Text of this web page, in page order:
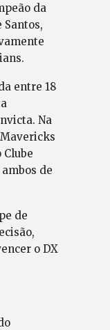
da
Santos,
entre 18
Na
Clube
de
de
o DX